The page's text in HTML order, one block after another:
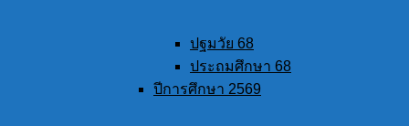
ปฐมวัย 68
ประถมศึกษา 68
ปีการศึกษา 2569